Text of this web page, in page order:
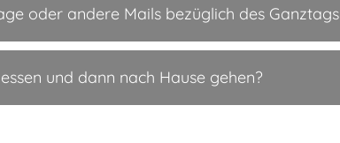
oder andere Mails bezüglich des
und dann nach Hause gehen?